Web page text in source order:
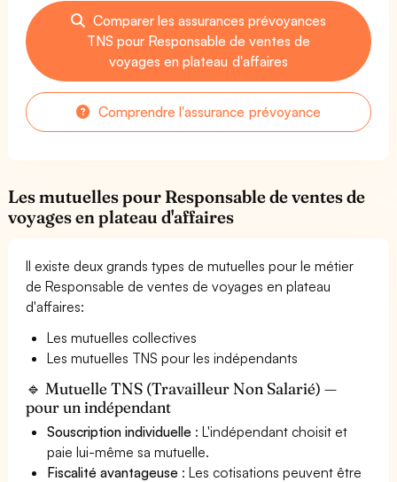
Comparer les assurances prévoyances
TNS pour Responsable de ventes de
voyages en plateau d'affaires
Comprendre l'assurance prévoyance
Les mutuelles pour Responsable de ventes de
voyages en plateau d'affaires
Il existe deux grands types de mutuelles pour le métier
de Responsable de ventes de voyages en plateau
d'affaires:
Les mutuelles collectives
Les mutuelles TNS pour les indépendants
🔹 Mutuelle TNS (Travailleur Non Salarié) —
pour un indépendant
Souscription individuelle : L'indépendant choisit et
paie lui-même sa mutuelle.
Fiscalité avantageuse : Les cotisations peuvent être